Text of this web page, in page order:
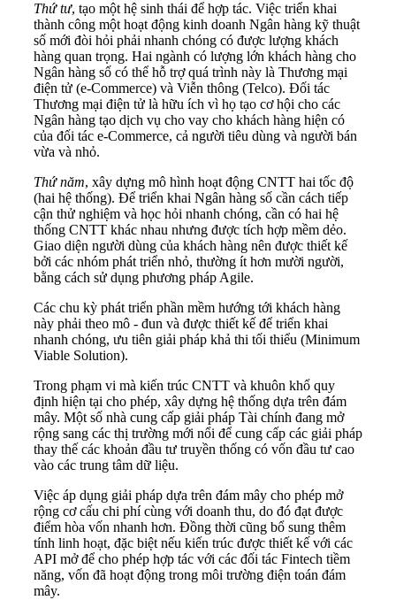
Thứ tư, tạo một hệ sinh thái để hợp tác. Việc triển khai
thành công một hoạt động kinh doanh Ngân hàng kỹ thuật
số mới đòi hỏi phải nhanh chóng có được lượng khách
hàng quan trọng. Hai ngành có lượng lớn khách hàng cho
Ngân hàng số có thể hỗ trợ quá trình này là Thương mại
điện tử (e-Commerce) và Viễn thông (Telco). Đối tác
Thương mại điện tử là hữu ích vì họ tạo cơ hội cho các
Ngân hàng tạo dịch vụ cho vay cho khách hàng hiện có
của đối tác e-Commerce, cả người tiêu dùng và người bán
vừa và nhỏ.
Thứ năm, xây dựng mô hình hoạt động CNTT hai tốc độ
(hai hệ thống). Để triển khai Ngân hàng số cần cách tiếp
cận thử nghiệm và học hỏi nhanh chóng, cần có hai hệ
thống CNTT khác nhau nhưng được tích hợp mềm dẻo.
Giao diện người dùng của khách hàng nên được thiết kế
bởi các nhóm phát triển nhỏ, thường ít hơn mười người,
bằng cách sử dụng phương pháp Agile.
Các chu kỳ phát triển phần mềm hướng tới khách hàng
này phải theo mô - đun và được thiết kế để triển khai
nhanh chóng, ưu tiên giải pháp khả thi tối thiểu (Minimum
Viable Solution).
Trong phạm vi mà kiến trúc CNTT và khuôn khổ quy
định hiện tại cho phép, xây dựng hệ thống dựa trên đám
mây. Một số nhà cung cấp giải pháp Tài chính đang mở
rộng sang các thị trường mới nổi để cung cấp các giải pháp
thay thế các khoản đầu tư truyền thống có vốn đầu tư cao
vào các trung tâm dữ liệu.
Việc áp dụng giải pháp dựa trên đám mây cho phép mở
rộng cơ cấu chi phí cùng với doanh thu, do đó đạt được
điểm hòa vốn nhanh hơn. Đồng thời cũng bổ sung thêm
tính linh hoạt, đặc biệt nếu kiến trúc được thiết kế với các
API mở để cho phép hợp tác với các đối tác Fintech tiềm
năng, vốn đã hoạt động trong môi trường điện toán đám
mây.